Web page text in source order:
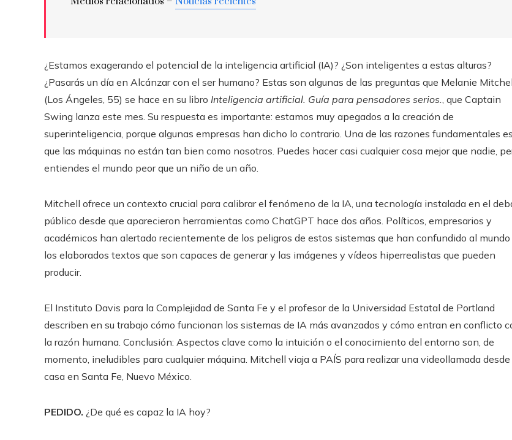
¿Estamos exagerando el potencial de la inteligencia artificial (IA)? ¿Son inteligentes a estas alturas?
¿Pasarás un día en Alcánzar con el ser humano? Estas son algunas de las preguntas que Melanie
(Los Ángeles, 55) se hace en su libro Inteligencia artificial. Guía para pensadores serios., que Captain
Swing lanza este mes. Su respuesta es importante: estamos muy apegados a la creación de
superinteligencia, porque algunas empresas han dicho lo contrario. Una de las razones fundamentales es
que las máquinas no están tan bien como nosotros. Puedes hacer casi cualquier cosa mejor que nadie,
entiendes el mundo peor que un niño de un año.
Mitchell ofrece un contexto crucial para calibrar el fenómeno de la IA, una tecnología instalada en el
público desde que aparecieron herramientas como ChatGPT hace dos años. Políticos, empresarios y
académicos han alertado recientemente de los peligros de estos sistemas que han confundido al mundo
los elaborados textos que son capaces de generar y las imágenes y vídeos hiperrealistas que pueden
producir.
El Instituto Davis para la Complejidad de Santa Fe y el profesor de la Universidad Estatal de Portland
describen en su trabajo cómo funcionan los sistemas de IA más avanzados y cómo entran en conflicto
la razón humana. Conclusión: Aspectos clave como la intuición o el conocimiento del entorno son, de
momento, ineludibles para cualquier máquina. Mitchell viaja a PAÍS para realizar una videollamada desde
casa en Santa Fe, Nuevo México.
PEDIDO. ¿De qué es capaz la IA hoy?